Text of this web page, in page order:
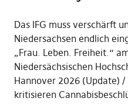
Das IFG muss verschärft
Niedersachsen endlich
„Frau. Leben. Freiheit.“
Niedersächsischen
Hannover 2026 (Update)
kritisieren